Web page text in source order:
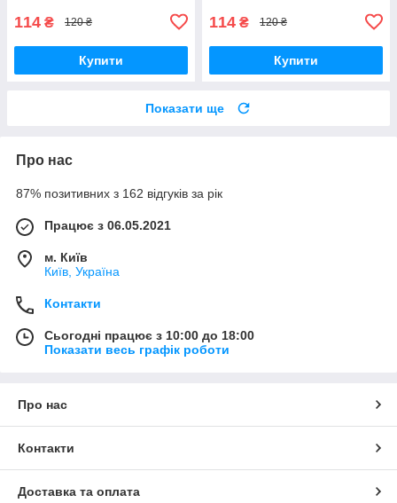
114 ₴ 120 ₴
Купити
114 ₴ 120 ₴
Купити
Показати ще
Про нас
87% позитивних з 162 відгуків за рік
Працює з 06.05.2021
м. Київ
Київ, Україна
Контакти
Сьогодні працює з 10:00 до 18:00
Показати весь графік роботи
Про нас
Контакти
Доставка та оплата